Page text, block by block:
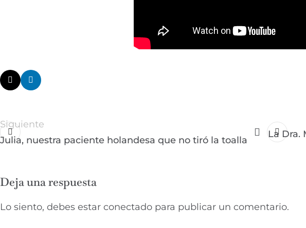
Siguiente
Julia, nuestra paciente holandesa que no tiró la toalla
La Dra.
Deja una respuesta
Lo siento, debes estar conectado para publicar un comentario.